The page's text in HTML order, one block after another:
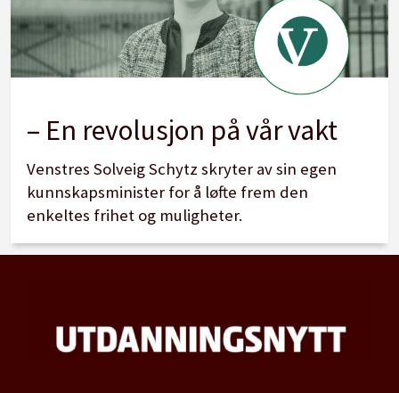
– En revolusjon på vår vakt
Venstres Solveig Schytz skryter av sin egen
kunnskapsminister for å løfte frem den
enkeltes frihet og muligheter.